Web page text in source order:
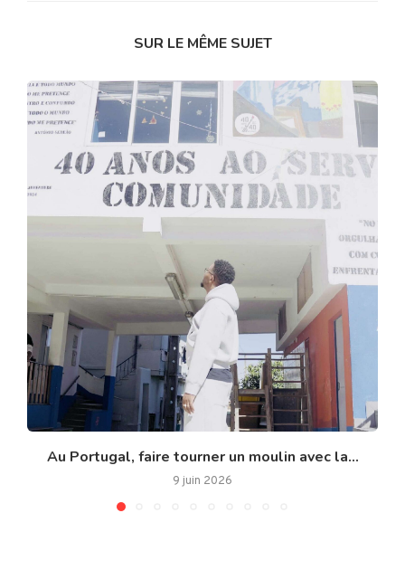
SUR LE MÊME SUJET
Au Portugal, faire tourner un moulin avec la...
9 juin 2026